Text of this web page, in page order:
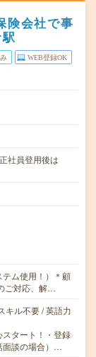
険会社で事
WEB登録OK
社員登用後は
テム使用！）＊顧
ご対応、解…
キル不要 / 英語力
スタート！・登録
面談の場合）…